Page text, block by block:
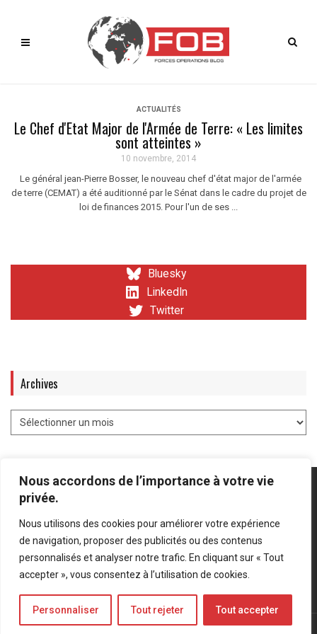
Nous accordons de l’importance à votre vie
privée.
Nous utilisons des cookies pour améliorer votre expérience
de navigation, proposer des publicités ou des contenus
personnalisés et analyser notre trafic. En cliquant sur « Tout
accepter », vous consentez à l’utilisation de cookies.
Personnaliser Tout rejeter Tout accepter
ACTUALITÉS
Le Chef d'Etat Major de l'Armée de Terre: « Les limites
sont atteintes »
10 novembre, 2014
Le général jean-Pierre Bosser, le nouveau chef d'état major de l'armée
de terre (CEMAT) a été auditionné par le Sénat dans le cadre du projet de
loi de finances 2015. Pour l'un de ses ...
Bluesky
LinkedIn
Twitter
Archives
Mentions légales Politique de confidentialité
Bluesky
LinkedIn
Twitter
© Forces Operations Blog - 2022